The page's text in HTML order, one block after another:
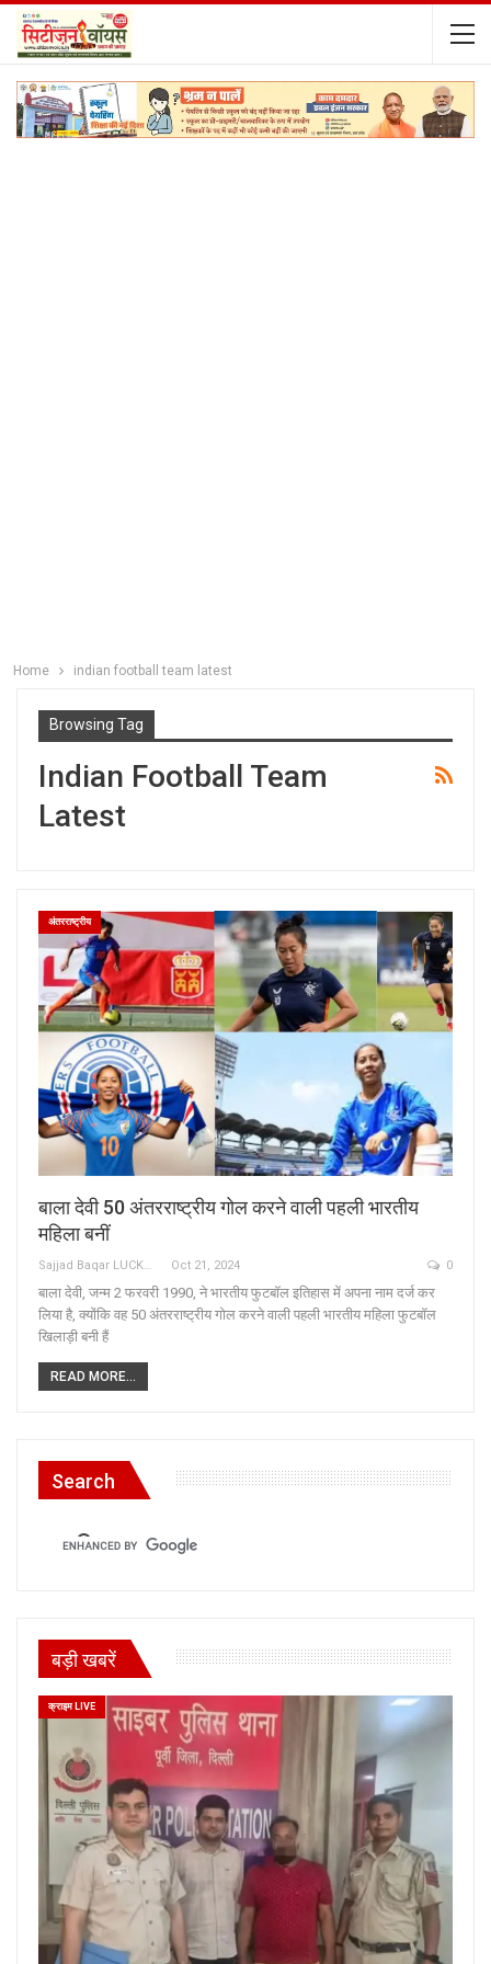
Home indian football team latest
Browsing Tag
Indian Football Team
Latest
अंतरराष्ट्रीय
बाला देवी 50 अंतरराष्ट्रीय गोल करने वाली पहली भारतीय
महिला बनीं
Sajjad Baqar LUCKNOW Oct 21, 2024 0
बाला देवी, जन्म 2 फरवरी 1990, ने भारतीय फुटबॉल इतिहास में अपना नाम दर्ज कर
लिया है, क्योंकि वह 50 अंतरराष्ट्रीय गोल करने वाली पहली भारतीय महिला फुटबॉल
खिलाड़ी बनी हैं
READ MORE...
Search
बड़ी खबरें
क्राइम LIVE